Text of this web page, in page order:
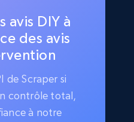
avis DIY à
des avis
de Scraper si
contrôle total,
à notre